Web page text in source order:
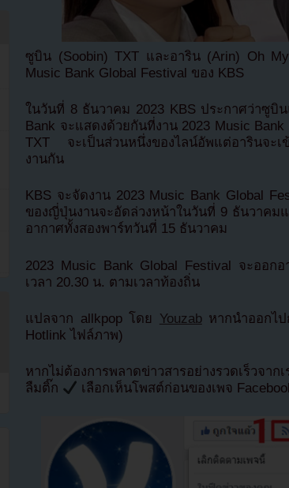
ซูบิน (Soobin) TXT และอาริน (Arin) Oh
Music Bank Global Festival ของ KBS
ในวันที่ 8 ธันวาคม 2023 KBS ประกาศว่าซูบิ
Bank จะแสดงด้วยกันที่งาน 2023 Music
TXT จะเป็นส่วนหนึ่งของไลน์อัพแต่อารินจะเ
งานกัน
KBS จะจัดงาน 2023 Music Bank Global
ของญี่ปุ่นงานจะอัดล่วงหน้าในวันที่ 9 ธันวาคม
อากาศทั้งสองพาร์ทวันที่ 15 ธันวาคม
2023 Music Bank Global Festival จะออก
เวลา 20.30 น. ตามเวลาท้องถิ่น
แปลจาก allkpop โดย Youzabหากนำออกไป
Hotlink ไฟล์ภาพ)
หากไม่ต้องการพลาดข่าวสารอย่างรวดเร็วจ
ลืมติ๊ก
เลือกเห็นโพสต์ก่อนของเพจ